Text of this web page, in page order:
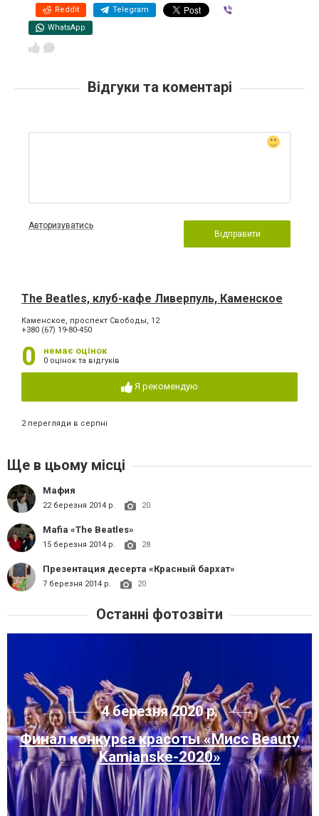
Reddit Telegram
WhatsApp
Відгуки та коментарі
Авторизуватись
Відправити
The Beatles, клуб-кафе Ливерпуль, Каменское
Каменское, проспект Свободы, 12
+380 (67) 19-80-450
0 немає оцінок
0 оцінок та відгуків
Я рекомендую
2 перегляди в серпні
Ще в цьому місці
Мафия
22 березня 2014 р. 20
Mafia «The Beatles»
15 березня 2014 р. 28
Презентация десерта «Красный бархат»
7 березня 2014 р. 20
Останні фотозвіти
4 березня 2020 р.
Финал конкурса красоты «Mисc Beauty
Kamianske-2020»